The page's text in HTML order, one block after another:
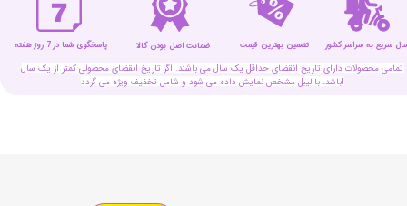
تمامی محصولات دارای تاریخ انقضای حداقل یک سال می باشند. اگر تاریخ انقضای محصولی کمتر از یک سال
باشد، با لیبل مشخص نمایش داده می شود و شامل تخفیف ویژه می گردد!
ضمانت اصل بودن کالا تضمین بهترین قیمت پاسخگوی شما در 7 روز هفته سریع به سراسر کشور